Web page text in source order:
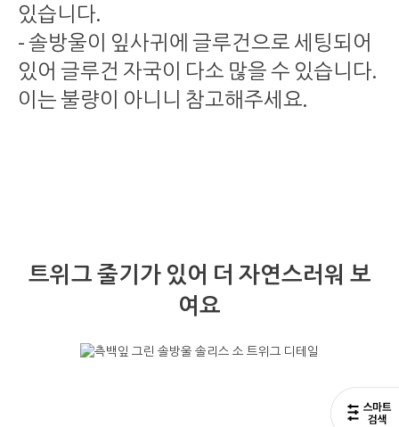
있습니다.
- 솔방울이 잎사귀에 글루건으로 세팅되어
있어 글루건 자국이 다소 많을 수 있습니다.
이는 불량이 아니니 참고해주세요.
트위그 줄기가 있어 더 자연스러워 보
여요